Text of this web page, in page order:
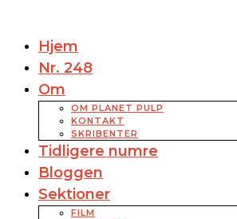
Hjem
Nr. 248
Om
OM PLANET PULP
KONTAKT
SKRIBENTER
Tidligere numre
Bloggen
Sektioner
FILM